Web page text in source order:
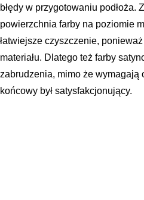
błędy w przygotowaniu podłoża.
powierzchnia farby na poziomie
łatwiejsze czyszczenie,
materiału. Dlatego też farby
zabrudzenia, mimo że wymagają
końcowy był satysfakcjonujący.